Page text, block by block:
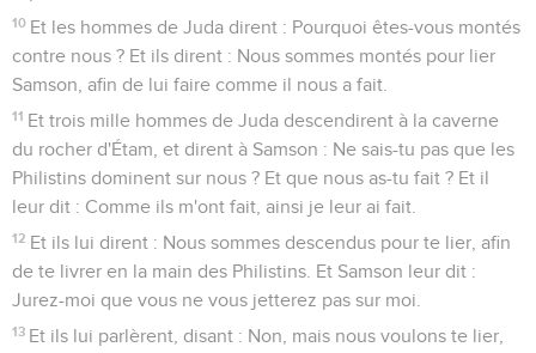
10 Et les hommes de Juda dirent : Pourquoi êtes-vous montés
contre nous ? Et ils dirent : Nous sommes montés pour lier
Samson, afin de lui faire comme il nous a fait.
11 Et trois mille hommes de Juda descendirent à la caverne
du rocher d'Étam, et dirent à Samson : Ne sais-tu pas que les
Philistins dominent sur nous ? Et que nous as-tu fait ? Et il
leur dit : Comme ils m'ont fait, ainsi je leur ai fait.
12 Et ils lui dirent : Nous sommes descendus pour te lier, afin
de te livrer en la main des Philistins. Et Samson leur dit :
Jurez-moi que vous ne vous jetterez pas sur moi.
13 Et ils lui parlèrent, disant : Non, mais nous voulons te lier,